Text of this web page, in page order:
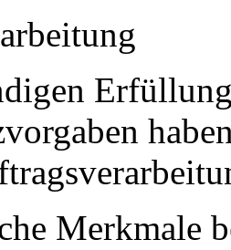
Merkmale